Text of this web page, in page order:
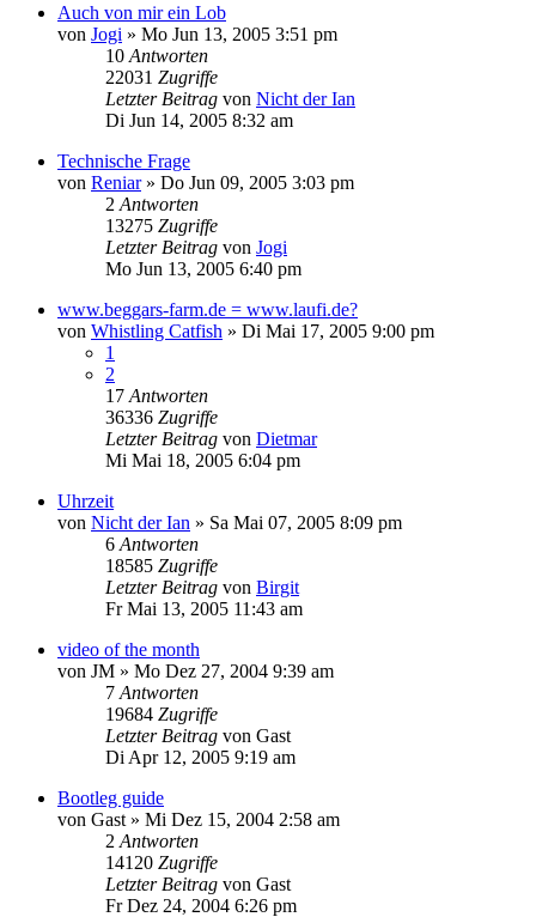
Auch von mir ein Lob
von Jogi » Mo Jun 13, 2005 3:51 pm
10 Antworten
22031 Zugriffe
Letzter Beitrag von Nicht der Ian
Di Jun 14, 2005 8:32 am
Technische Frage
von Reniar» Do Jun 09, 2005 3:03 pm
2 Antworten
13275 Zugriffe
Letzter Beitrag von Jogi
Mo Jun 13, 2005 6:40 pm
www.beggars-farm.de = www.laufi.de?
von Whistling Catfish » Di Mai 17, 2005 9:00 pm
1
2
17 Antworten
36336 Zugriffe
Letzter Beitrag von Dietmar
Mi Mai 18, 2005 6:04 pm
Uhrzeit
von Nicht der Ian » Sa Mai 07, 2005 8:09 pm
6 Antworten
18585 Zugriffe
Letzter Beitrag von Birgit
Fr Mai 13, 2005 11:43 am
video of the month
von JM » Mo Dez 27, 2004 9:39 am
7 Antworten
19684 Zugriffe
Letzter Beitrag von Gast
Di Apr 12, 2005 9:19 am
Bootleg guide
von Gast » Mi Dez 15, 2004 2:58 am
2 Antworten
14120 Zugriffe
Letzter Beitrag von Gast
Fr Dez 24, 2004 6:26 pm